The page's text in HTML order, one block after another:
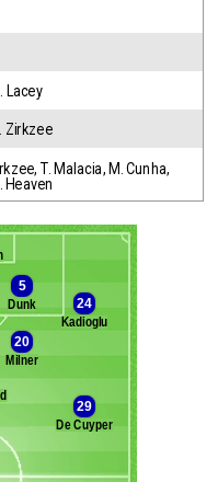
Lacey
Zirkzee
, T. Malacia, M. Cunha,
Heaven